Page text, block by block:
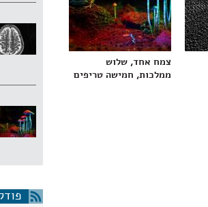
צמח אחד, שלוש
ממלכות, חמישה טריפים